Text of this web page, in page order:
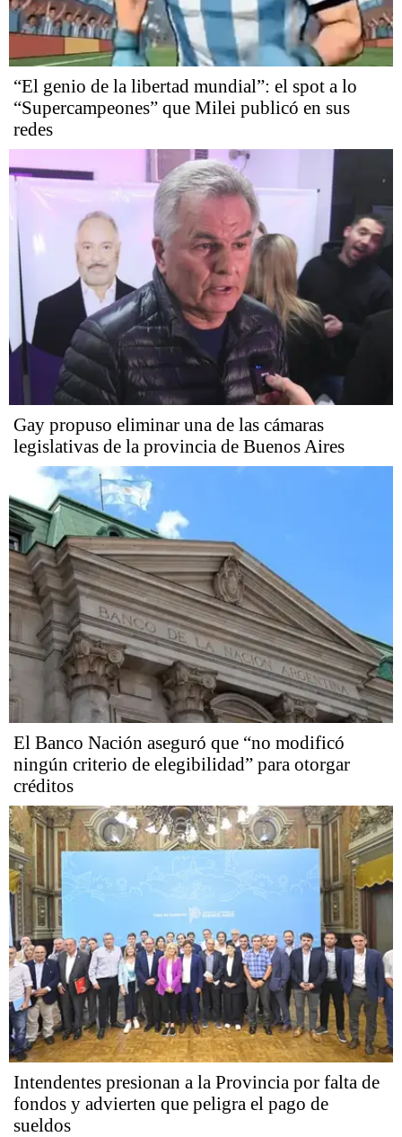
“El genio de la libertad mundial”: el spot a lo
“Supercampeones” que Milei publicó en sus
redes
Gay propuso eliminar una de las cámaras
legislativas de la provincia de Buenos Aires
El Banco Nación aseguró que “no modificó
ningún criterio de elegibilidad” para otorgar
créditos
Intendentes presionan a la Provincia por falta de
fondos y advierten que peligra el pago de
sueldos